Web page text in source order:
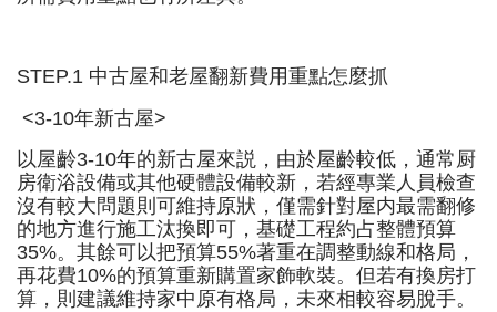
STEP.1 中古屋和老屋翻新費用重點怎麼抓
<3-10年新古屋>
以屋齡3-10年的新古屋來説，由於屋齡較低，通常厨
房衛浴設備或其他硬體設備較新，若經專業人員檢查
沒有較大問題則可維持原狀，僅需針對屋内最需翻修
的地方進行施工汰換即可，基礎工程約占整體預算
35%。其餘可以把預算55%著重在調整動線和格局，
再花費10%的預算重新購置家飾軟裝。但若有換房打
算，則建議維持家中原有格局，未來相較容易脫手。